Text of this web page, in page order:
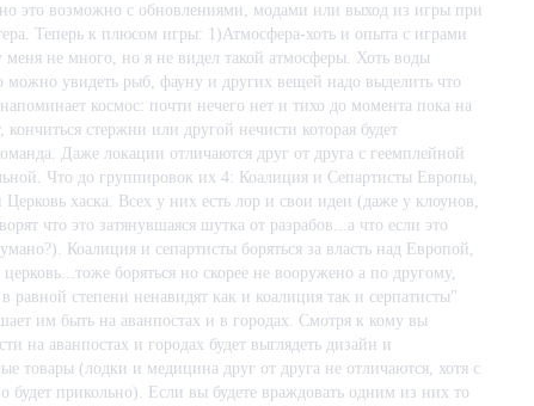
это возможно с обновлениями, модами или выход из игры при
Теперь к плюсом игры: 1)Атмосфера-хоть и опыта с играми
меня не много, но я не видел такой атмосферы. Хоть воды
можно увидеть рыб, фауну и других вещей надо выделить что
космос: почти нечего нет и тихо до момента пока на
кончиться стержни или другой нечисти которая будет
Даже локации отличаются друг от друга с геемплейной
Что до группировок их 4: Коалиция и Сепартисты Европы,
хаска. Всех у них есть лор и свои идеи (даже у клоунов,
что это затянувшаяся шутка от разрабов...а что если это
Коалиция и сепартисты боряться за власть над Европой,
боряться но скорее не вооружено а по другому,
равной степени ненавидят как и коалиция так и серпатисты"
им быть на аванпостах и в городах. Смотря к кому вы
на аванпостах и городах будет выглядеть дизайн и
товары (лодки и медицина друг от друга не отличаются, хотя с
будет прикольно). Если вы будете враждовать одним из них то